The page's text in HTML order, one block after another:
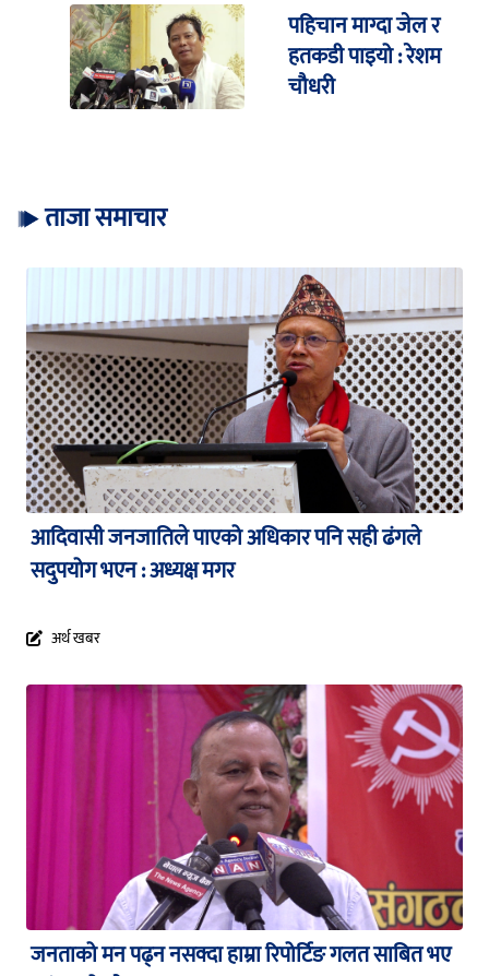
पहिचान माग्दा जेल र
हतकडी पाइयो : रेशम
चौधरी
ताजा समाचार
आदिवासी जनजातिले पाएको अधिकार पनि सही ढंगले
सदुपयोग भएन : अध्यक्ष मगर
अर्थ खबर
जनताको मन पढ्न नसक्दा हाम्रा रिपोर्टिङ गलत साबित भए